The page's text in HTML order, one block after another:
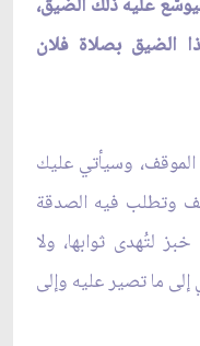
الضيق بصلاة فلان
وسيأتي عليك
وتطلب فيه الصدقة
لتُهدى ثوابها، ولا
ما تصير عليه وإلى